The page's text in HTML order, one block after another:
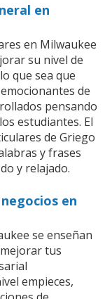
en
en Milwaukee
su nivel de
que sea que
de
pensando
estudiantes. El
de Griego
y frases
y relajado.
en
se enseñan
tus
empieces,